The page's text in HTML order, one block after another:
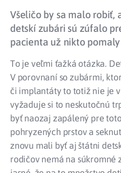
Všeličo by sa malo robiť,
detskí zubári sú zúfalo
pacienta už nikto
To je veľmi ťažká otázka.
V porovnaní so zubármi,
či implantáty to totiž nie je
vyžaduje si to neskutočnú
byť naozaj zapálený pre
pohryzených prstov a
znovu mali byť aj štátni
rodičov nemá na súkromné